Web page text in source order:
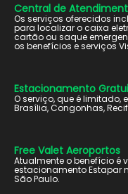
Central de
Os serviços oferecidos
para localizar o caixa
cartão ou saque
os benefícios e serviços
Estacionamento
O serviço, que é limitado,
Brasília, Congonhas,
Free Valet Aeroportos
Atualmente o benefício é
estacionamento Estapar
São Paulo.